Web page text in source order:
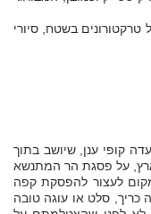
בשטח, סיורי
קופי ענן, שיושב בתוך
על פסגת הר המתנשא
זה המקום לעצור להפסקת קפה
כריך, סלט או עוגה טובה